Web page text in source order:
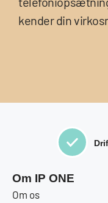
kender din
Om IP ONE
Om os